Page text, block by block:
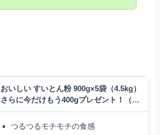
おいしい すいとん粉 900g×5袋（4.5kg）
さらに今だけもう400gプレゼント！（合
計4.9kg)日穀製粉北海道・四国・九州行
きは追加送料220円かかりま…
つるつるモチモチの食感